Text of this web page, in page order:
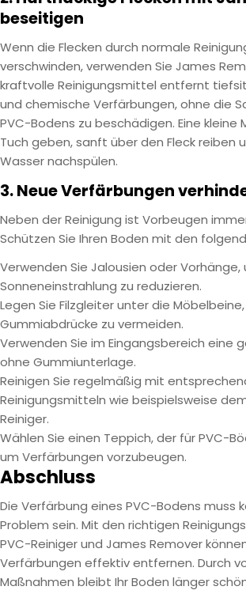
beseitigen
Wenn die Flecken durch normale
verschwinden, verwenden Sie James
kraftvolle Reinigungsmittel entfernt
und chemische Verfärbungen, ohne die
PVC-Bodens zu beschädigen. Eine kleine
Tuch geben, sanft über den Fleck reiben
Wasser nachspülen.
3. Neue Verfärbungen
Neben der Reinigung ist Vorbeugen
Schützen Sie Ihren Boden mit den
Verwenden Sie Jalousien oder
Sonneneinstrahlung zu reduzieren.
Legen Sie Filzgleiter unter die
Gummiabdrücke zu vermeiden.
Verwenden Sie im Eingangsbereich eine
ohne Gummiunterlage.
Reinigen Sie regelmäßig mit
Reinigungsmitteln wie beispielsweise
Reiniger.
Wählen Sie einen Teppich, der für PVC-
um Verfärbungen vorzubeugen.
Abschluss
Die Verfärbung eines PVC-Bodens muss
Problem sein. Mit den richtigen
PVC-Reiniger und James Remover
Verfärbungen effektiv entfernen. Durch
Maßnahmen bleibt Ihr Boden länger